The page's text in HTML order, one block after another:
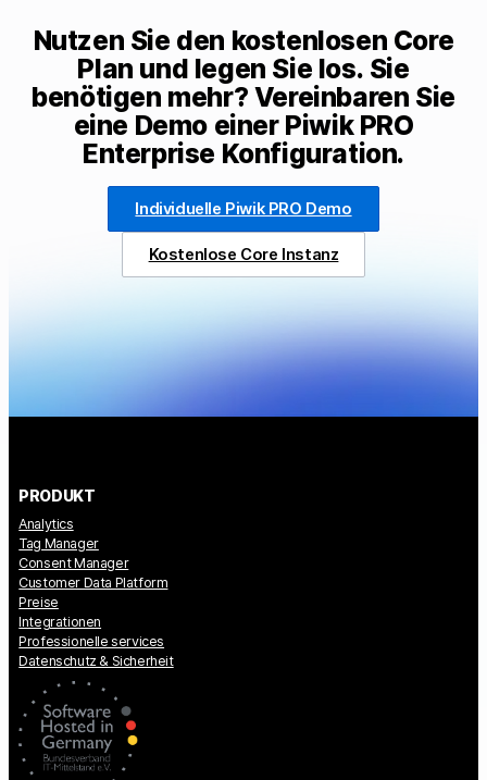
Nutzen Sie den kostenlosen Core
Plan und legen Sie los. Sie
benötigen mehr? Vereinbaren Sie
eine Demo einer Piwik PRO
Enterprise Konfiguration.
Individuelle Piwik PRO Demo
Kostenlose Core Instanz
PRODUKT
Analytics
Tag Manager
Consent Manager
Customer Data Platform
Preise
Integrationen
Professionelle services
Datenschutz & Sicherheit